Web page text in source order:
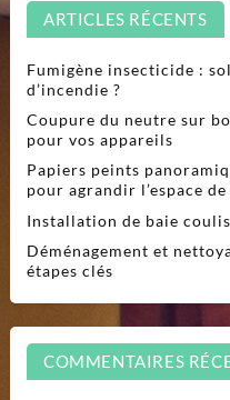
ARTICLES RÉCENTS
Fumigène insecticide :
d’incendie ?
Coupure du neutre sur
pour vos appareils
Papiers peints
pour agrandir l’espace
Installation de baie
Déménagement et
étapes clés
COMMENTAIRES